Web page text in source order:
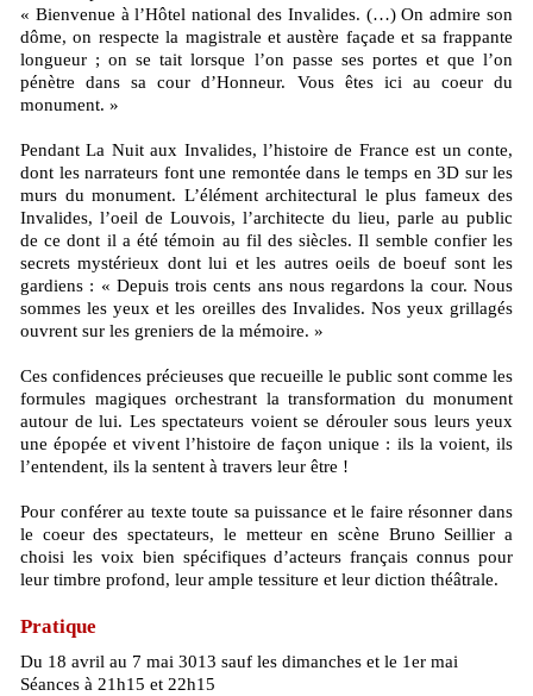
« Bienvenue à l’Hôtel national des Invalides. (…) On admire son
dôme, on respecte la magistrale et austère façade et sa frappante
longueur ; on se tait lorsque l’on passe ses portes et que l’on
pénètre dans sa cour d’Honneur. Vous êtes ici au coeur du
monument. »
Pendant La Nuit aux Invalides, l’histoire de France est un conte,
dont les narrateurs font une remontée dans le temps en 3D sur les
murs du monument. L’élément architectural le plus fameux des
Invalides, l’oeil de Louvois, l’architecte du lieu, parle au public
de ce dont il a été témoin au fil des siècles. Il semble confier les
secrets mystérieux dont lui et les autres oeils de boeuf sont les
gardiens : « Depuis trois cents ans nous regardons la cour. Nous
sommes les yeux et les oreilles des Invalides. Nos yeux grillagés
ouvrent sur les greniers de la mémoire. »
Ces confidences précieuses que recueille le public sont comme les
formules magiques orchestrant la transformation du monument
autour de lui. Les spectateurs voient se dérouler sous leurs yeux
une épopée et vivent l’histoire de façon unique : ils la voient, ils
l’entendent, ils la sentent à travers leur être !
Pour conférer au texte toute sa puissance et le faire résonner dans
le coeur des spectateurs, le metteur en scène Bruno Seillier a
choisi les voix bien spécifiques d’acteurs français connus pour
leur timbre profond, leur ample tessiture et leur diction théâtrale.
Pratique
Du 18 avril au 7 mai 3013 sauf les dimanches et le 1er mai
Séances à 21h15 et 22h15